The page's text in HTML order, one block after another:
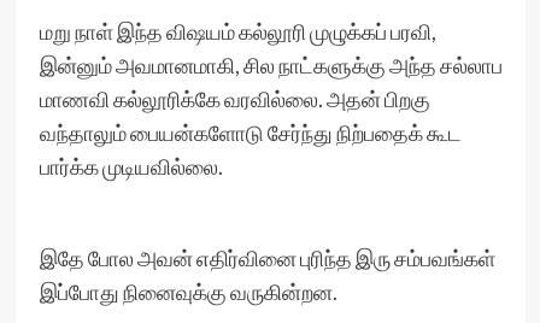
மறு நாள் இந்த விஷயம் கல்லூரி முழுக்கப் பரவி,
இன்னும் அவமானமாகி, சில நாட்களுக்கு அந்த சல்லாப
மாணவி கல்லூரிக்கே வரவில்லை. அதன் பிறகு
வந்தாலும் பையன்களோடு சேர்ந்து நிற்பதைக் கூட
பார்க்க முடியவில்லை.
இதே போல அவன் எதிர்வினை புரிந்த இரு சம்பவங்கள்
இப்போது நினைவுக்கு வருகின்றன.